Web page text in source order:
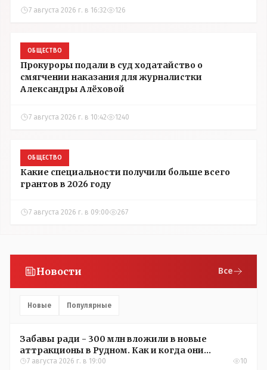
7 августа 2026 г. в 16:32 126
ОБЩЕСТВО
Прокуроры подали в суд ходатайство о
смягчении наказания для журналистки
Александры Алёховой
7 августа 2026 г. в 10:42 1240
ОБЩЕСТВО
Какие специальности получили больше всего
грантов в 2026 году
7 августа 2026 г. в 09:00 267
Новости Все
Новые Популярные
Забавы ради - 300 млн вложили в новые
аттракционы в Рудном. Как и когда они
окупятся?
7 августа 2026 г. в 19:00 10